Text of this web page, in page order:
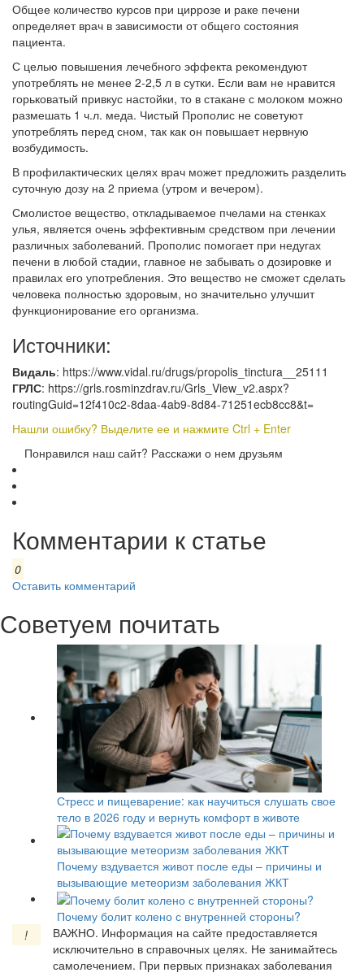
Общее количество курсов при циррозе и раке печени
определяет врач в зависимости от общего состояния
пациента.
С целью повышения лечебного эффекта рекомендуют
употреблять не менее 2-2,5 л в сутки. Если вам не нравится
горьковатый привкус настойки, то в стакане с молоком можно
размешать 1 ч.л. меда. Чистый Прополис не советуют
употреблять перед сном, так как он повышает нервную
возбудимость.
В профилактических целях врач может предложить разделить
суточную дозу на 2 приема (утром и вечером).
Смолистое вещество, откладываемое пчелами на стенках
улья, является очень эффективным средством при лечении
различных заболеваний. Прополис помогает при недугах
печени в любой стадии, главное не забывать о дозировке и
правилах его употребления. Это вещество не сможет сделать
человека полностью здоровым, но значительно улучшит
функционирование его организма.
Источники:
Видаль: https://www.vidal.ru/drugs/propolis_tinctura__25111
ГРЛС: https://grls.rosminzdrav.ru/Grls_View_v2.aspx?
routingGuid=12f410c2-8daa-4ab9-8d84-71251ecb8cc8&t=
Нашли ошибку? Выделите ее и нажмите Ctrl + Enter
Понравился наш сайт? Расскажи о нем друзьям
Комментарии к статье
0
Оставить комментарий
Советуем почитать
Стресс и пищеварение: как научиться слушать свое
тело в 2026 году и вернуть комфорт в животе
Почему вздувается живот после еды – причины и
вызывающие метеоризм заболевания ЖКТ
Почему болит колено с внутренней стороны?
!
ВАЖНО. Информация на сайте предоставляется
исключительно в справочных целях. Не занимайтесь
самолечением. При первых признаках заболевания